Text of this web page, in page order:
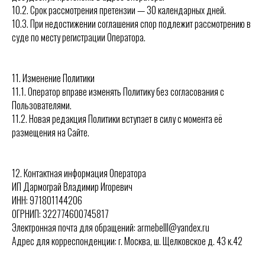
10.2. Срок рассмотрения претензии — 30 календарных дней.
10.3. При недостижении соглашения спор подлежит рассмотрению в
суде по месту регистрации Оператора.
11. Изменение Политики
11.1. Оператор вправе изменять Политику без согласования с
Пользователями.
11.2. Новая редакция Политики вступает в силу с момента её
размещения на Сайте.
12. Контактная информация Оператора
ИП Дармограй Владимир Игоревич
ИНН: 971801144206
ОГРНИП: 322774600745817
Электронная почта для обращений: armebelll@yandex.ru
Адрес для корреспонденции: г. Москва, ш. Щелковское д. 43 к.42